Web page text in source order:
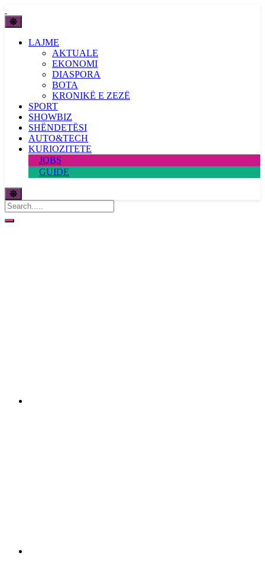
LAJME
AKTUALE
EKONOMI
DIASPORA
BOTA
KRONIKË E ZEZË
SPORT
SHOWBIZ
SHËNDETËSI
AUTO&TECH
KURIOZITETE
JOBS
GUIDE